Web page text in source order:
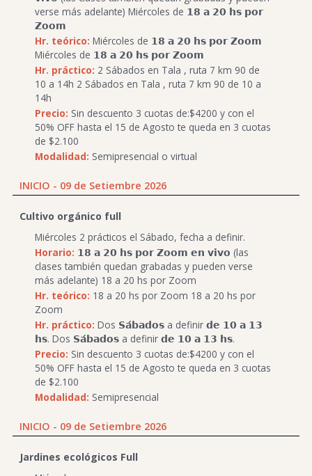
verse más adelante) Miércoles de 𝟭𝟴 𝗮 𝟮𝟬 𝗵𝘀 𝗽𝗼𝗿
𝗭𝗼𝗼𝗺
Hr. teórico: Miércoles de 𝟭𝟴 𝗮 𝟮𝟬 𝗵𝘀 𝗽𝗼𝗿 𝗭𝗼𝗼𝗺
Miércoles de 𝟭𝟴 𝗮 𝟮𝟬 𝗵𝘀 𝗽𝗼𝗿 𝗭𝗼𝗼𝗺
Hr. práctico: 2 Sábados en Tala , ruta 7 km 90 de
10 a 14h 2 Sábados en Tala , ruta 7 km 90 de 10 a
14h
Precio: Sin descuento 3 cuotas de:$4200 y con el
50% OFF hasta el 15 de Agosto te queda en 3 cuotas
de $2.100
Modalidad: Semipresencial o virtual
INICIO - 09 de Setiembre 2026
Cultivo orgánico full
Miércoles 2 prácticos el Sábado, fecha a definir.
Horario: 𝟭𝟴 𝗮 𝟮𝟬 𝗵𝘀 𝗽𝗼𝗿 𝗭𝗼𝗼𝗺 𝗲𝗻 𝘃𝗶𝘃𝗼 (las
clases también quedan grabadas y pueden verse
más adelante) 18 a 20 hs por Zoom
Hr. teórico: 18 a 20 hs por Zoom 18 a 20 hs por
Zoom
Hr. práctico: Dos 𝗦𝗮́𝗯𝗮𝗱𝗼𝘀 a definir 𝗱𝗲 𝟭𝟬 𝗮 𝟭𝟯
𝗵𝘀. Dos 𝗦𝗮́𝗯𝗮𝗱𝗼𝘀 a definir 𝗱𝗲 𝟭𝟬 𝗮 𝟭𝟯 𝗵𝘀.
Precio: Sin descuento 3 cuotas de:$4200 y con el
50% OFF hasta el 15 de Agosto te queda en 3 cuotas
de $2.100
Modalidad: Semipresencial
INICIO - 09 de Setiembre 2026
Jardines ecológicos Full